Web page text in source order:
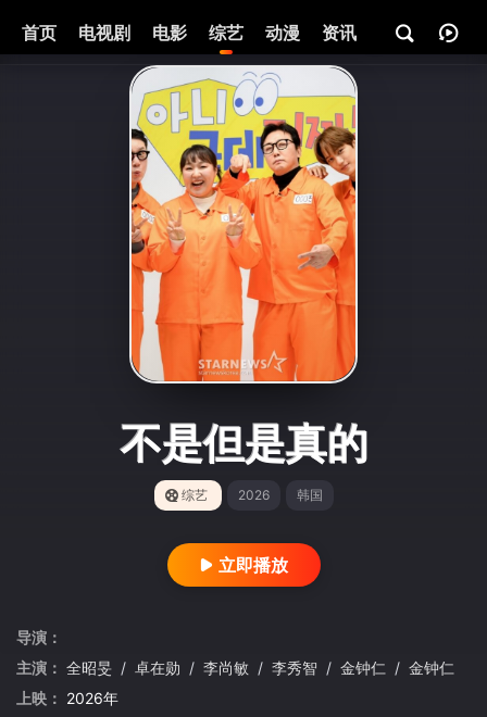
首页 电视剧 电影 综艺 动漫 资讯
不是但是真的
综艺 2026 韩国
立即播放
导演：
主演： 全昭旻 / 卓在勋 / 李尚敏 / 李秀智 / 金钟仁 / 金钟仁
上映： 2026年